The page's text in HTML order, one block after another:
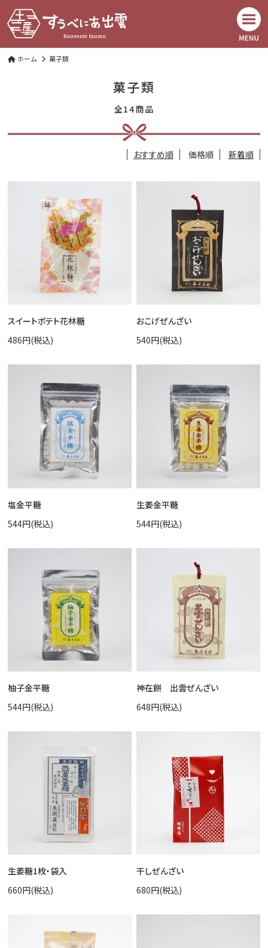
ホーム 菓子類
菓子類
全14商品
おすすめ順 価格順 新着順
スイートポテト花林糖
486円(税込)
おこげぜんざい
540円(税込)
塩金平糖
544円(税込)
生姜金平糖
544円(税込)
柚子金平糖
544円(税込)
神在餅 出雲ぜんざい
648円(税込)
生姜糖1枚・袋入
660円(税込)
干しぜんざい
680円(税込)